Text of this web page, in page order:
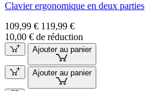
Clavier ergonomique en deux parties
109,99 € 119,99 €
10,00 € de réduction
Ajouter au panier
Ajouter au panier